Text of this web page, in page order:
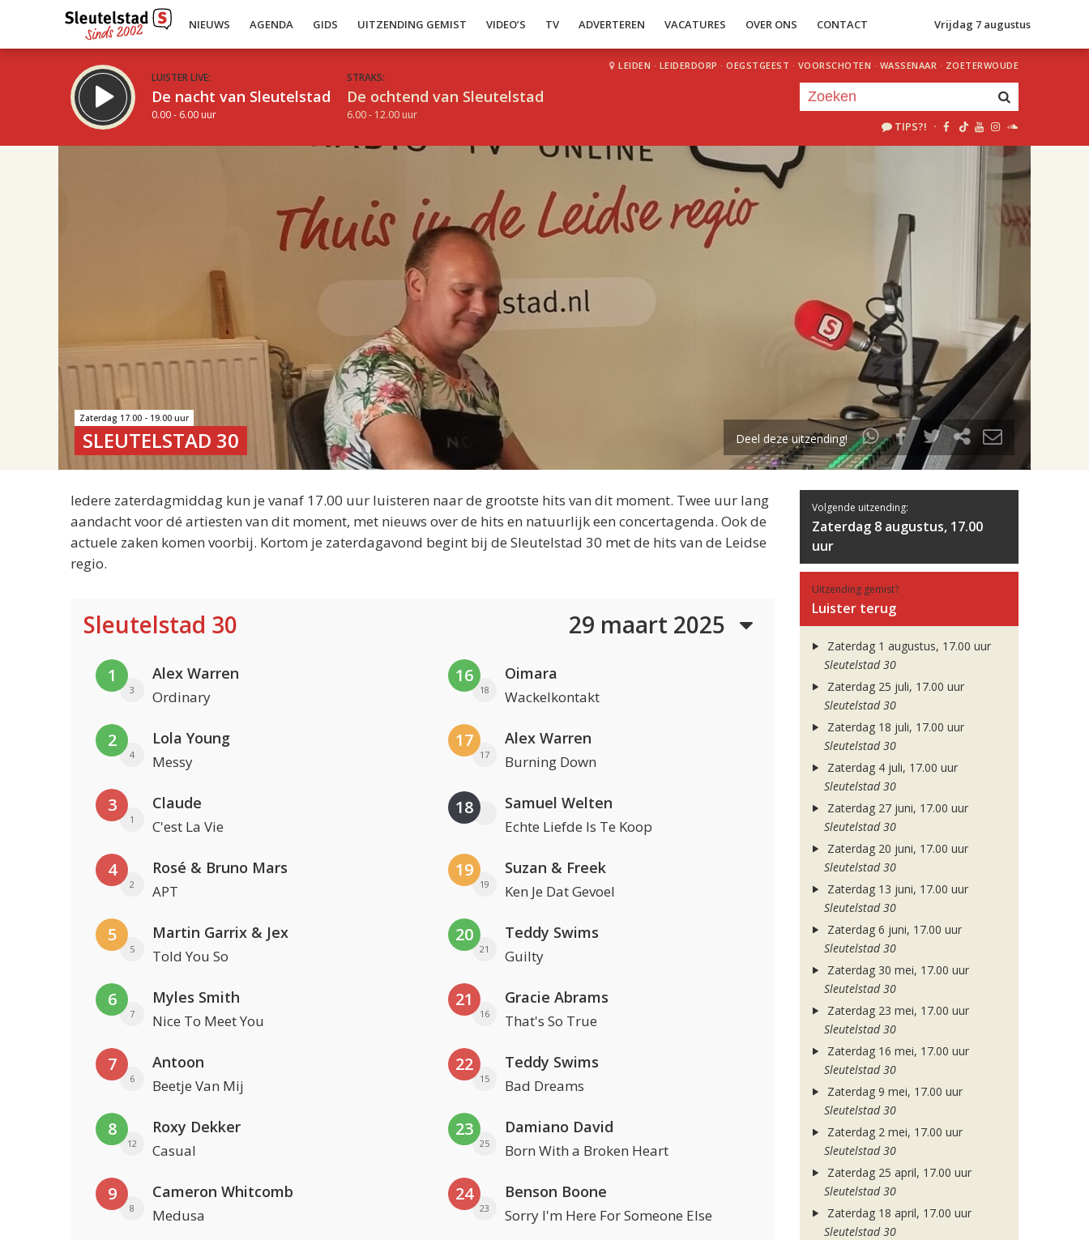
NIEUWS AGENDA GIDS UITZENDING GEMIST VIDEO’S TV ADVERTEREN VACATURES OVER ONS CONTACT Vrijdag 7 augustus
LUISTER LIVE:
De nacht van Sleutelstad
0.00 - 6.00 uur
STRAKS:
De ochtend van Sleutelstad
6.00 - 12.00 uur
LEIDEN · LEIDERDORP · OEGSTGEEST · VOORSCHOTEN · WASSENAAR · ZOETERWOUDE
TIPS?! ·
uur 1 van 2
Volgend uur
Zaterdag 17.00 - 19.00 uur
SLEUTELSTAD 30 Deel deze uitzending!
Iedere zaterdagmiddag kun je vanaf 17.00 uur luisteren naar de grootste hits van dit moment. Twee uur lang
aandacht voor dé artiesten van dit moment, met nieuws over de hits en natuurlijk een concertagenda. Ook de
actuele zaken komen voorbij. Kortom je zaterdagavond begint bij de Sleutelstad 30 met de hits van de Leidse
regio.
Sleutelstad 30 29 maart 2025
1
3
Alex Warren
Ordinary
2
4
Lola Young
Messy
3
1
Claude
C'est La Vie
4
2
Rosé & Bruno Mars
APT
5
5
Martin Garrix & Jex
Told You So
6
7
Myles Smith
Nice To Meet You
7
6
Antoon
Beetje Van Mij
8
12
Roxy Dekker
Casual
9
8
Cameron Whitcomb
Medusa
16
18
Oimara
Wackelkontakt
17
17
Alex Warren
Burning Down
18 Samuel Welten
Echte Liefde Is Te Koop
19
19
Suzan & Freek
Ken Je Dat Gevoel
20
21
Teddy Swims
Guilty
21
16
Gracie Abrams
That's So True
22
15
Teddy Swims
Bad Dreams
23
25
Damiano David
Born With a Broken Heart
24
23
Benson Boone
Sorry I'm Here For Someone Else
Volgende uitzending:
Zaterdag 8 augustus, 17.00
uur
Uitzending gemist?
Luister terug
Zaterdag 1 augustus, 17.00 uur
Sleutelstad 30
Zaterdag 25 juli, 17.00 uur
Sleutelstad 30
Zaterdag 18 juli, 17.00 uur
Sleutelstad 30
Zaterdag 4 juli, 17.00 uur
Sleutelstad 30
Zaterdag 27 juni, 17.00 uur
Sleutelstad 30
Zaterdag 20 juni, 17.00 uur
Sleutelstad 30
Zaterdag 13 juni, 17.00 uur
Sleutelstad 30
Zaterdag 6 juni, 17.00 uur
Sleutelstad 30
Zaterdag 30 mei, 17.00 uur
Sleutelstad 30
Zaterdag 23 mei, 17.00 uur
Sleutelstad 30
Zaterdag 16 mei, 17.00 uur
Sleutelstad 30
Zaterdag 9 mei, 17.00 uur
Sleutelstad 30
Zaterdag 2 mei, 17.00 uur
Sleutelstad 30
Zaterdag 25 april, 17.00 uur
Sleutelstad 30
Zaterdag 18 april, 17.00 uur
Sleutelstad 30